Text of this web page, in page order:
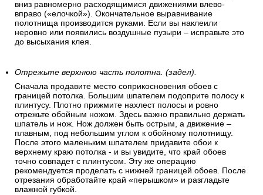
вниз равномерно расходящимися движениями влево-
вправо («елочкой»). Окончательное выравнивание
полотнища производится руками. Если вы наклеили
неровно или появились воздушные пузыри – исправьте это
до высыхания клея.
Отрежьте верхнюю часть полотна. (задел).
Сначала продавите место соприкосновения обоев с
границей потолка. Большим шпателем подоприте полосу к
плинтусу. Плотно прижмите нахлест полосы и ровно
отрежьте обойным ножом. Здесь важно правильно держать
шпатель и нож. Нож должен быть острым, а движение –
плавным, под небольшим углом к обойному полотнищу.
После этого маленьким шпателем придавите обои к
верхнему краю потолка - и вы увидите, что край обоев
точно совпадет с плинтусом. Эту же операцию
рекомендуется проделать с нижней границей обоев. После
отрезания обработайте край «перышком» и разгладьте
влажной губкой.